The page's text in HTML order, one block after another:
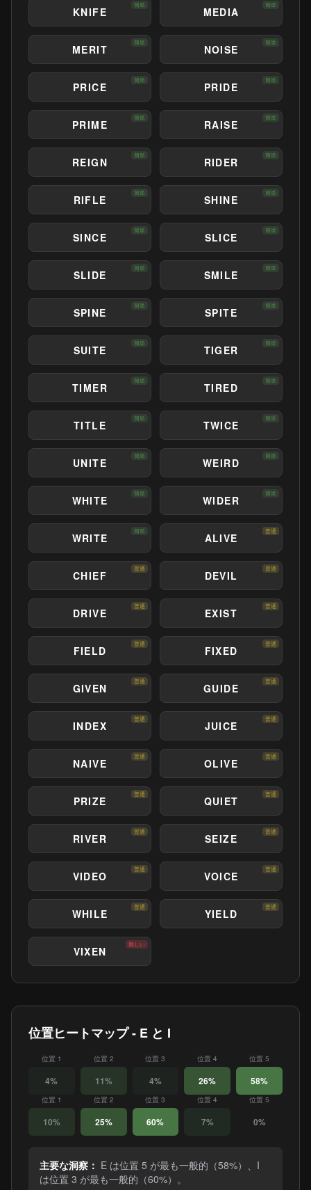
KNIFE
簡単
MEDIA
簡単
MERIT
簡単
NOISE
簡単
PRICE
簡単
PRIDE
簡単
PRIME
簡単
RAISE
簡単
REIGN
簡単
RIDER
簡単
RIFLE
簡単
SHINE
簡単
SINCE
簡単
SLICE
簡単
SLIDE
簡単
SMILE
簡単
SPINE
簡単
SPITE
簡単
SUITE
簡単
TIGER
簡単
TIMER
簡単
TIRED
簡単
TITLE
簡単
TWICE
簡単
UNITE
簡単
WEIRD
簡単
WHITE
簡単
WIDER
簡単
WRITE
簡単
ALIVE
普通
CHIEF
普通
DEVIL
普通
DRIVE
普通
EXIST
普通
FIELD
普通
FIXED
普通
GIVEN
普通
GUIDE
普通
INDEX
普通
JUICE
普通
NAIVE
普通
OLIVE
普通
PRIZE
普通
QUIET
普通
RIVER
普通
SEIZE
普通
VIDEO
普通
VOICE
普通
WHILE
普通
YIELD
普通
VIXEN
難しい
位置ヒートマップ - E と I
位置 1
4%
位置 2
11%
位置 3
4%
位置 4
26%
位置 5
58%
位置 1
10%
位置 2
25%
位置 3
60%
位置 4
7%
位置 5
0%
主要な洞察： E は位置 5 が最も一般的（58%）、I
は位置 3 が最も一般的（60%）。